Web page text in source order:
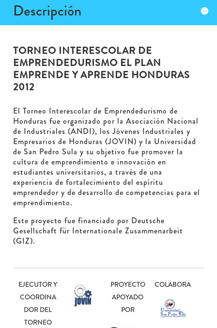
Descripción
TORNEO INTERESCOLAR DE
EMPRENDEDURISMO EL PLAN
EMPRENDE Y APRENDE HONDURAS
2012
El Torneo Interescolar de Emprendedurismo de
Honduras fue organizado por la Asociación Nacional
de Industriales (ANDI), los Jóvenes Industriales y
Empresarios de Honduras (JOVIN) y la Universidad
de San Pedro Sula y su objetivo fue promover la
cultura de emprendimiento e innovación en
estudiantes universitarios, a través de una
experiencia de fortalecimiento del espíritu
emprendedor y de desarrollo de competencias para el
emprendimiento.
Este proyecto fue financiado por Deutsche
Gesellschaft für Internationale Zusammenarbeit
(GIZ).
EJECUTOR Y
COORDINA
DOR DEL
TORNEO
PROYECTO
APOYADO
POR
COLABORA